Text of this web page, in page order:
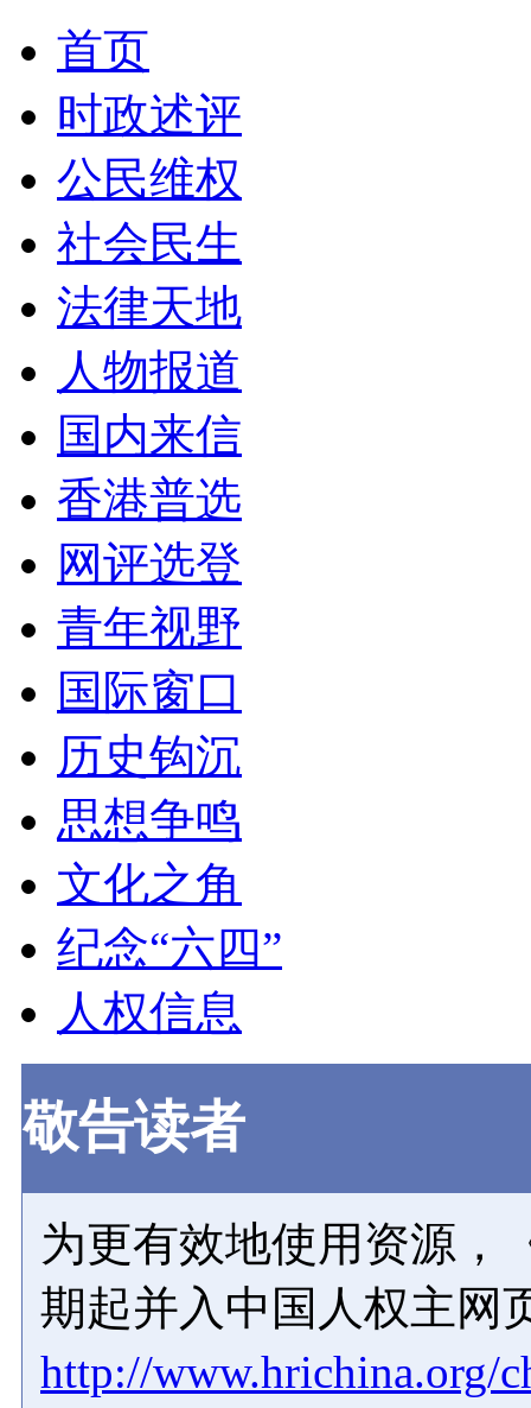
首页
时政述评
公民维权
社会民生
法律天地
人物报道
国内来信
香港普选
网评选登
青年视野
国际窗口
历史钩沉
思想争鸣
文化之角
纪念“六四”
人权信息
敬告读者
为更有效地使用资源，
期起并入中国人权主网
http://www.hrichina.org/